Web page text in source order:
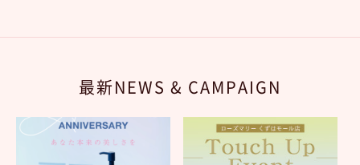
最新NEWS & CAMPAIGN